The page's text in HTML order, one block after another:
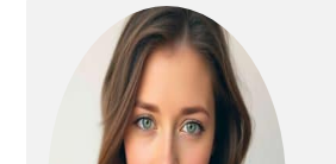
grâce à la
qui élimine
bactéries,